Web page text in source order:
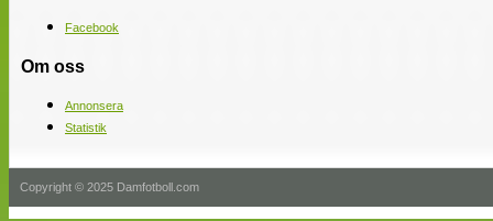
Facebook
Om oss
Annonsera
Statistik
Copyright © 2025 Damfotboll.com